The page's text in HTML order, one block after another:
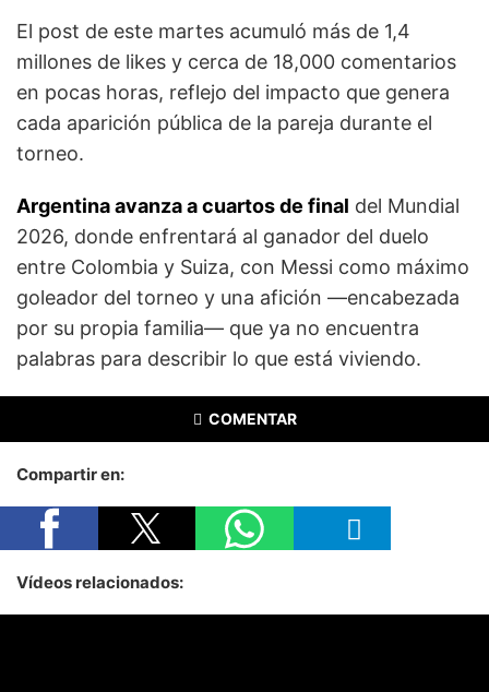
El post de este martes acumuló más de 1,4
millones de likes y cerca de 18,000 comentarios
en pocas horas, reflejo del impacto que genera
cada aparición pública de la pareja durante el
torneo.
Argentina avanza a cuartos de final del Mundial
2026, donde enfrentará al ganador del duelo
entre Colombia y Suiza, con Messi como máximo
goleador del torneo y una afición —encabezada
por su propia familia— que ya no encuentra
palabras para describir lo que está viviendo.
COMENTAR
Compartir en:
Vídeos relacionados: